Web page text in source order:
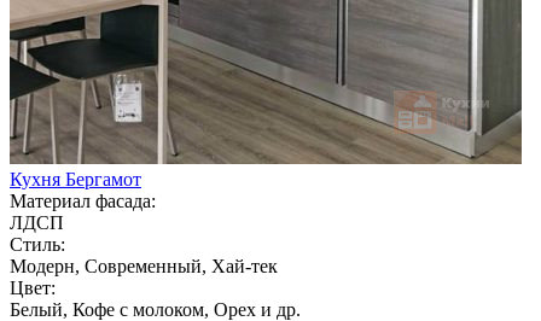
Кухня Бергамот
Материал фасада:
ЛДСП
Стиль:
Модерн, Современный, Хай-тек
Цвет:
Белый, Кофе с молоком, Орех и др.